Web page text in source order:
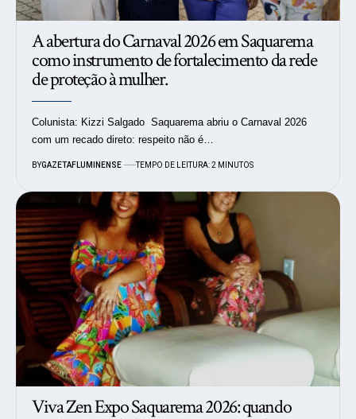
A abertura do Carnaval 2026 em Saquarema
como instrumento de fortalecimento da rede
de proteção à mulher.
Colunista: Kizzi Salgado Saquarema abriu o Carnaval 2026
com um recado direto: respeito não é…
BYGAZETAFLUMINENSE TEMPO DE LEITURA: 2 MINUTOS
Viva Zen Expo Saquarema 2026: quando